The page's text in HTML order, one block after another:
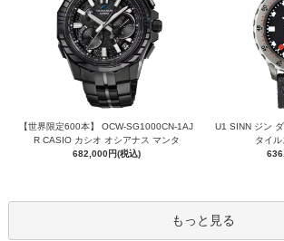
【世界限定600本】 OCW-SG1000CN-1AJ
R CASIO カシオ オシアナス マンタ
682,000円(税込)
U1 SINN ジン
タイ
もっと見る